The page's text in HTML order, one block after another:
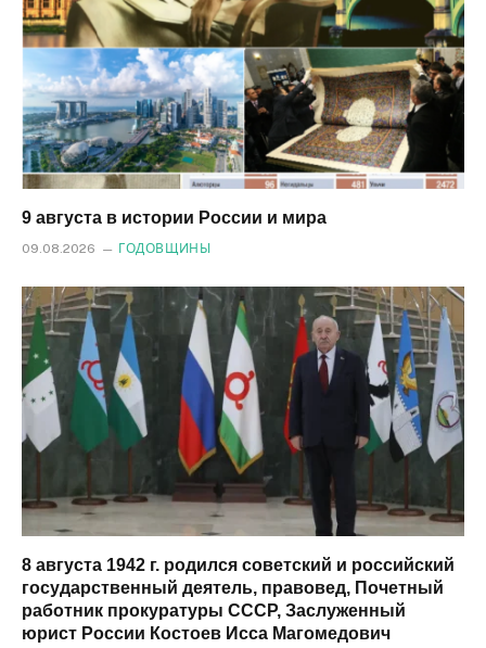
9 августа в истории России и мира
09.08.2026 ГОДОВЩИНЫ
8 августа 1942 г. родился советский и российский
государственный деятель, правовед, Почетный
работник прокуратуры СССР, Заслуженный
юрист России Костоев Исса Магомедович